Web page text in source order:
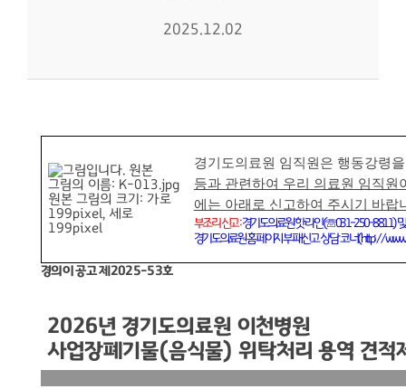
2025.12.02
경기도의료원 임직원은 행동강령
등과 관련하여 우리 의료원 임직원
에는 아래로 신고하여 주시기 바랍
부조리 신고:경기도의료원 핫라인(☏031-250-8811)
경기도의료원 홈페이지 부패신고 상담 코너(http://
경의이 공고 제 2025-53호
2026년 경기도의료원 이천병원
사업장폐기물(음식물) 위탁처리 용역 견적